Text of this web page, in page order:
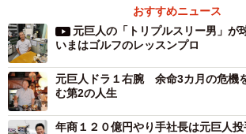
た軟式野球の佐川印刷を円満退社し、就
コーチ時代の教え子で、フードトラック
る株式会社「創縁舎」（門真市）の枦山
して請われ、キッチンカー事業に参入す
予期せぬ展開になったのはここからだ
おすすめニュース
元巨人の「トリプルスリー男」
いまはゴルフのレッスンプロ
元巨人ドラ１右腕 余命3カ月の危機
む第2の人生
年商１２０億円やり手社長は元巨人